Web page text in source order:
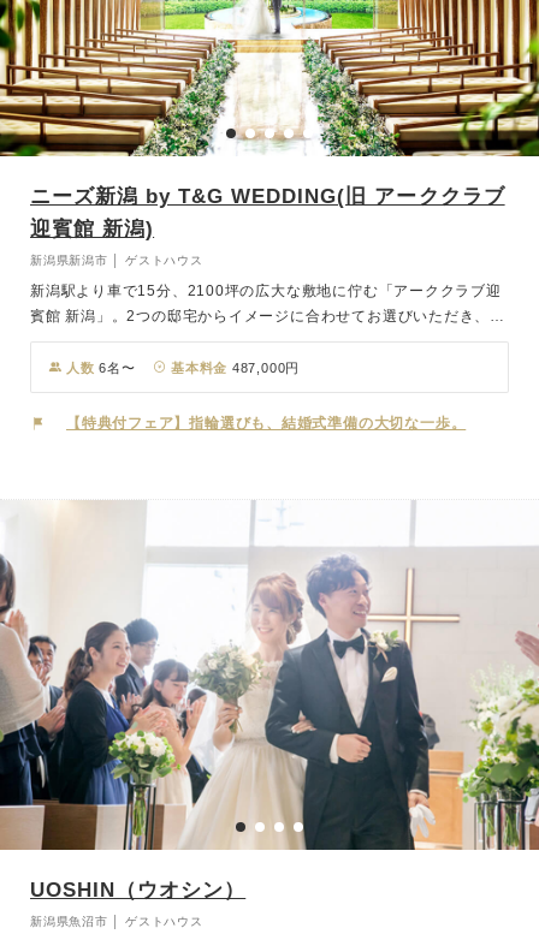
ニーズ新潟 by T&G WEDDING(旧 アーククラブ
迎賓館 新潟)
新潟県新潟市 │ ゲストハウス
新潟駅より車で15分、2100坪の広大な敷地に佇む「アーククラブ迎
賓館 新潟」。2つの邸宅からイメージに合わせてお選びいただき、貸
切でお過ごしいただけます。「ヴィクトリアハウス」には、おふたり
の誓いを見守るようにシンボルツリーがそびえ、四季の訪れと木のぬ
くもりを感じられるチャペル。「ホワイトハウス」には、祭壇奥から
優しい光がおふたりを照らし、花嫁の美しさを引き立てる純白のチャ
人数 6名〜 基本料金 487,000円
【特典付フェア】指輪選びも、結婚式準備の大切な一歩。
UOSHIN（ウオシン）
新潟県魚沼市 │ ゲストハウス